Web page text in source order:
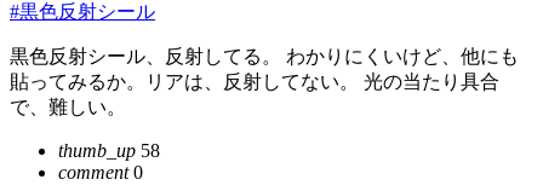
#黒色反射シール
黒色反射シール、反射してる。 わかりにくいけど、他にも
貼ってみるか。リアは、反射してない。 光の当たり具合
で、難しい。
thumb_up 58
comment0